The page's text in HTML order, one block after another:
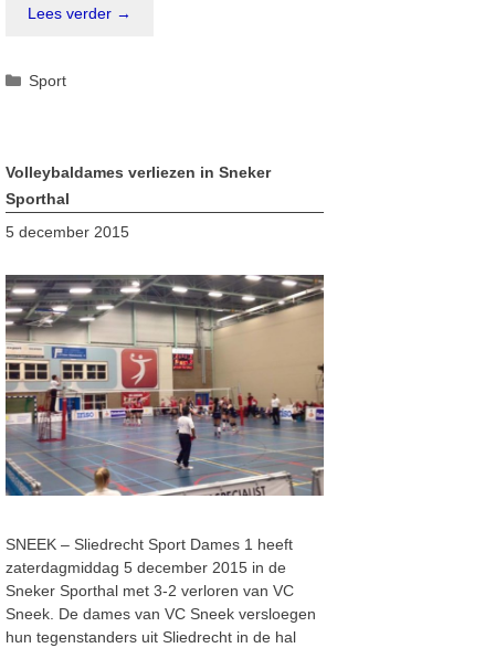
Lees verder →
Categorieën
Sport
Volleybaldames verliezen in Sneker
Sporthal
5 december 2015
SNEEK – Sliedrecht Sport Dames 1 heeft
zaterdagmiddag 5 december 2015 in de
Sneker Sporthal met 3-2 verloren van VC
Sneek. De dames van VC Sneek versloegen
hun tegenstanders uit Sliedrecht in de hal